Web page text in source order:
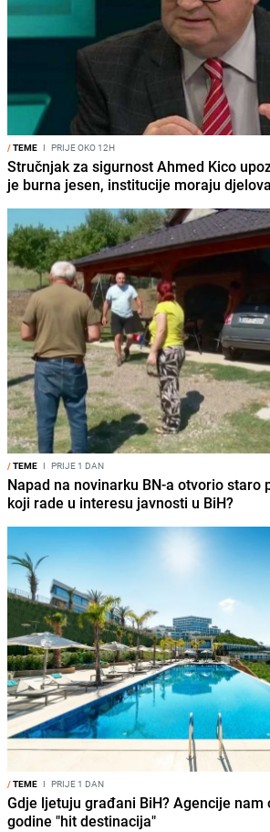
/TEME I PRIJE OKO 12H
Stručnjak za sigurnost Ahmed Kico
je burna jesen, institucije moraju
/TEME I PRIJE 1 DAN
Napad na novinarku BN-a otvorio staro
koji rade u interesu javnosti u BiH?
/TEME I PRIJE 1 DAN
Gdje ljetuju građani BiH? Agencije nam
godine "hit destinacija"